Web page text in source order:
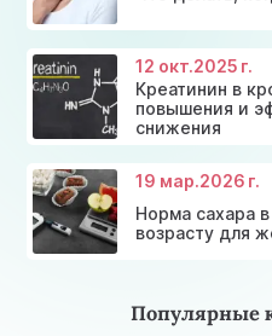
Скидки и акции на
щитовидной железы
Диагностика
Акция: 20% скидки на
12 окт.2025 г.
Креатинин в
повышения и
снижения
19 мар.2026 г.
Норма сахара
возрасту для
Популярные